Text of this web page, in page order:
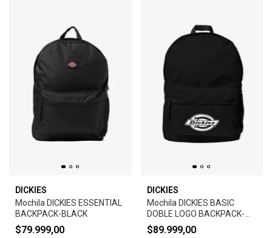
DICKIES
Mochila DICKIES ESSENTIAL
BACKPACK-BLACK
$79.999,00
DICKIES
Mochila DICKIES BASIC
DOBLE LOGO BACKPACK-
BLACK
$89.999,00